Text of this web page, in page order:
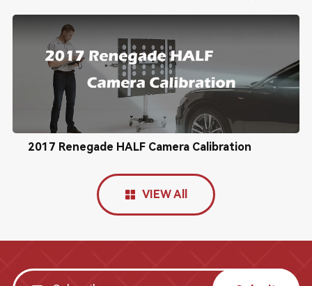
2017 Renegade HALF Camera Calibration
VIEW All